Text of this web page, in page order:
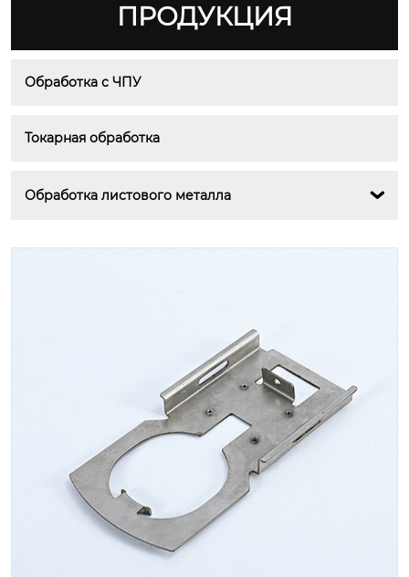
ПРОДУКЦИЯ
Обработка с ЧПУ
Токарная обработка
Обработка листового металла 